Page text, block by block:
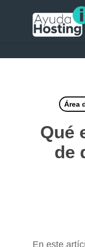
Área
Qué
de
En este